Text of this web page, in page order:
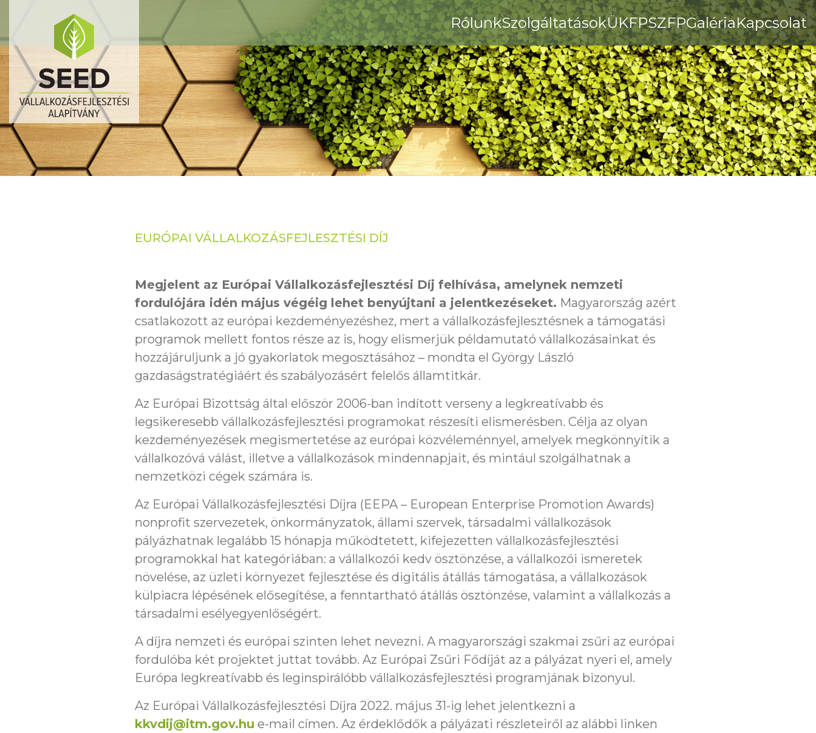
RólunkSzolgáltatásokÜKFPSZFPGalériaKapcsolat
EURÓPAI VÁLLALKOZÁSFEJLESZTÉSI DÍJ
Megjelent az Európai Vállalkozásfejlesztési Díj felhívása, amelynek nemzeti
fordulójára idén május végéig lehet benyújtani a jelentkezéseket. Magyarország azért
csatlakozott az európai kezdeményezéshez, mert a vállalkozásfejlesztésnek a támogatási
programok mellett fontos része az is, hogy elismerjük példamutató vállalkozásainkat és
hozzájáruljunk a jó gyakorlatok megosztásához – mondta el György László
gazdaságstratégiáért és szabályozásért felelős államtitkár.
Az Európai Bizottság által először 2006-ban indított verseny a legkreatívabb és
legsikeresebb vállalkozásfejlesztési programokat részesíti elismerésben. Célja az olyan
kezdeményezések megismertetése az európai közvéleménnyel, amelyek megkönnyítik a
vállalkozóvá válást, illetve a vállalkozások mindennapjait, és mintául szolgálhatnak a
nemzetközi cégek számára is.
Az Európai Vállalkozásfejlesztési Díjra (EEPA – European Enterprise Promotion Awards)
nonprofit szervezetek, önkormányzatok, állami szervek, társadalmi vállalkozások
pályázhatnak legalább 15 hónapja működtetett, kifejezetten vállalkozásfejlesztési
programokkal hat kategóriában: a vállalkozói kedv ösztönzése, a vállalkozói ismeretek
növelése, az üzleti környezet fejlesztése és digitális átállás támogatása, a vállalkozások
külpiacra lépésének elősegítése, a fenntartható átállás ösztönzése, valamint a vállalkozás a
társadalmi esélyegyenlőségért.
A díjra nemzeti és európai szinten lehet nevezni. A magyarországi szakmai zsűri az európai
fordulóba két projektet juttat tovább. Az Európai Zsűri Fődíját az a pályázat nyeri el, amely
Európa legkreatívabb és leginspirálóbb vállalkozásfejlesztési programjának bizonyul.
Az Európai Vállalkozásfejlesztési Díjra 2022. május 31-ig lehet jelentkezni a
kkvdij@itm.gov.hu e-mail címen. Az érdeklődők a pályázati részleteiről az alábbi linken